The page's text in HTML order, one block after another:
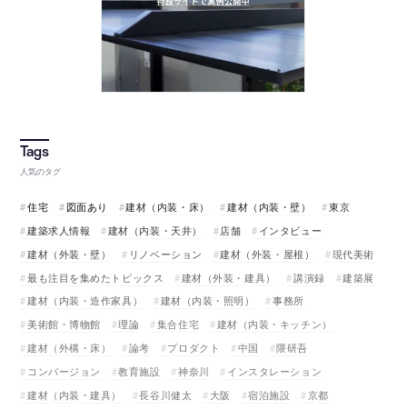
人気のタグ
住宅 図面あり 建材（内装・床） 建材（内装・壁）
東京
建築求人情報
建材（内装・天井） 店舗
インタビュー
建材（外装・壁）
リノベーション 建材（外装・屋根）
現代美術
最も注目を集めたトピックス
建材（外装・建具） 講演録
建築展
建材（内装・造作家具）
建材（内装・照明）
事務所
美術館・博物館
理論 集合住宅
建材（内装・キッチン）
建材（外構・床）
論考 プロダクト 中国
隈研吾
コンバージョン
教育施設 神奈川
インスタレーション
建材（内装・建具）
長谷川健太 大阪 宿泊施設
京都